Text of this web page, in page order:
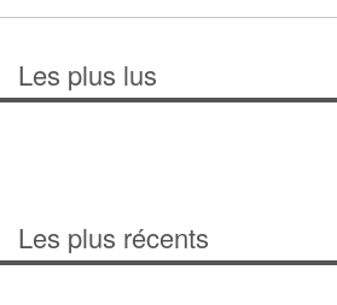
Les plus lus
Les plus récents